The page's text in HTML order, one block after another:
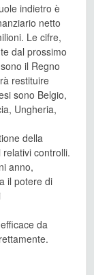
indietro è
netto
Le cifre,
dal prossimo
il Regno
restituire
sono Belgio,
Ungheria,
della
controlli.
anno,
il potere di
da